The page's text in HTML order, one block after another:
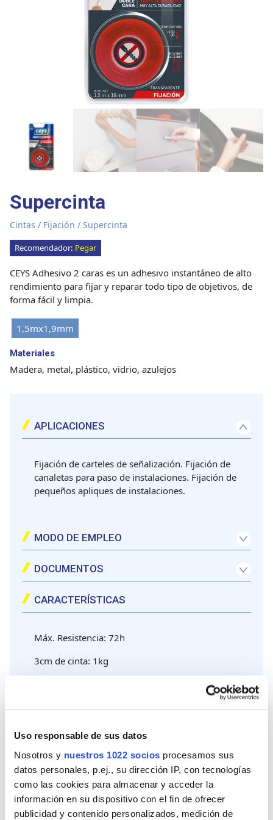
Uso responsable de sus datos
Nosotros y nuestros 1022 socios procesamos sus
datos personales, p.ej., su dirección IP, con tecnologías
como las cookies para almacenar y acceder la
información en su dispositivo con el fin de ofrecer
publicidad y contenido personalizados, medición de
Supercinta
Cintas / Fijación / Supercinta
Recomendador: Pegar
CEYS Adhesivo 2 caras es un adhesivo instantáneo de alto
rendimiento para fijar y reparar todo tipo de objetivos, de
forma fácil y limpia.
1,5mx1,9mm
Materiales
Madera, metal, plástico, vidrio, azulejos
APLICACIONES
Fijación de carteles de señalización. Fijación de
canaletas para paso de instalaciones. Fijación de
pequeños apliques de instalaciones.
MODO DE EMPLEO
DOCUMENTOS
CARACTERÍSTICAS
Máx. Resistencia: 72h
3cm de cinta: 1kg
Productos relacionados